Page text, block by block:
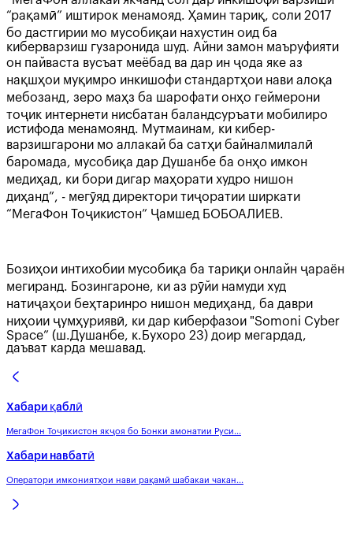
“рақамӣ” иштирок менамояд. Ҳамин тариқ, соли 2017
бо дастгирии мо мусобиқаи нахустин оид ба
киберварзиш гузаронида шуд. Айни замон маъруфияти
он пайваста вусъат меёбад ва дар ин ҷода яке аз
нақшҳои муқимро инкишофи стандартҳои нави алоқа
мебозанд, зеро маҳз ба шарофати онҳо геймерони
тоҷик интернети нисбатан баландсуръати мобилиро
истифода менамоянд. Мутмаинам, ки кибер-
варзишгарони мо аллакай ба сатҳи байналмилалӣ
баромада, мусобиқа дар Душанбе ба онҳо имкон
медиҳад, ки бори дигар маҳорати худро нишон
диҳанд”, - мегӯяд директори тиҷоратии ширкати
“МегаФон Тоҷикистон” Ҷамшед БОБОАЛИЕВ.
Бозиҳои интихобии мусобиқа ба тариқи онлайн ҷараён
мегиранд. Бозингароне, ки аз рӯйи намуди худ
натиҷаҳои беҳтаринро нишон медиҳанд, ба даври
ниҳоии ҷумҳуриявӣ, ки дар киберфазои "Somoni Cyber
Space” (ш.Душанбе, к.Бухоро 23) доир мегардад,
даъват карда мешавад.
Хабари қаблӣ
МегаФон Тоҷикистон якҷоя бо Бонки амонатии Руси...
Хабари навбатӣ
Оператори имкониятҳои нави рақамӣ шабакаи чакан...